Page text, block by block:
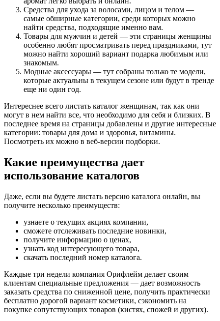
Средства для ухода за волосами, лицом и телом —
самые обширные категории, среди которых можно
найти средства, подходящие именно вам.
Товары для мужчин и детей — эти страницы женщины
особенно любят просматривать перед праздниками, тут
можно найти хороший вариант подарка любимым или
знакомым.
Модные аксессуары — тут собраны только те модели,
которые актуальны в текущем сезоне или будут в тренде
еще ни один год.
Интереснее всего листать каталог женщинам, так как они
могут в нем найти все, что необходимо для себя и близких. В
последнее время на страницы добавлены и другие интересные
категории: товары для дома и здоровья, витамины.
Посмотреть их можно в веб-версии подборки.
Какие преимущества дает
использование каталогов
Даже, если вы будете листать версию каталога онлайн, вы
получите несколько преимуществ:
узнаете о текущих акциях компании,
сможете отслеживать последние новинки,
получите информацию о ценах,
узнать код интересующего товара,
скачать последний номер каталога.
Каждые три недели компания Орифлейм делает своим
клиентам специальные предложения — дает возможность
заказать средства по сниженной цене, получить практически
бесплатно дорогой вариант косметики, сэкономить на
покупке сопутствующих товаров (кистях, спожей и других).